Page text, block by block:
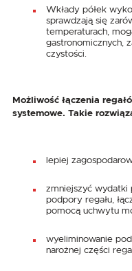
Wkłady półek
sprawdzają się
temperaturach,
gastronomicznych,
czystości.
Możliwość łączenia
systemowe. Takie
lepiej
zmniejszyć wydatki
podpory regału,
pomocą uchwytu
wyeliminowanie
narożnej części